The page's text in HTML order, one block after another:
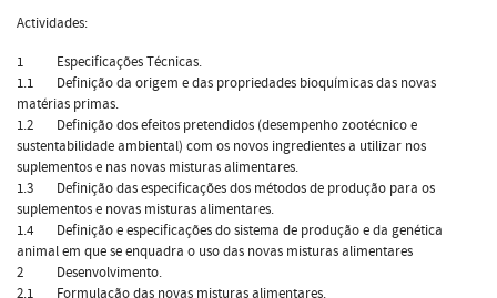
Actividades:
1 Especificações Técnicas.
1.1 Definição da origem e das propriedades bioquímicas das novas
matérias primas.
1.2 Definição dos efeitos pretendidos (desempenho zootécnico e
sustentabilidade ambiental) com os novos ingredientes a utilizar nos
suplementos e nas novas misturas alimentares.
1.3 Definição das especificações dos métodos de produção para os
suplementos e novas misturas alimentares.
1.4 Definição e especificações do sistema de produção e da genética
animal em que se enquadra o uso das novas misturas alimentares
2 Desenvolvimento.
2.1 Formulação das novas misturas alimentares.